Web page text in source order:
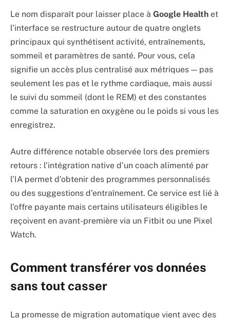
Le nom disparaît pour laisser place à Google Health et
l’interface se restructure autour de quatre onglets
principaux qui synthétisent activité, entraînements,
sommeil et paramètres de santé. Pour vous, cela
signifie un accès plus centralisé aux métriques — pas
seulement les pas et le rythme cardiaque, mais aussi
le suivi du sommeil (dont le REM) et des constantes
comme la saturation en oxygène ou le poids si vous les
enregistrez.
Autre différence notable observée lors des premiers
retours : l’intégration native d’un coach alimenté par
l’IA permet d’obtenir des programmes personnalisés
ou des suggestions d’entraînement. Ce service est lié à
l’offre payante mais certains utilisateurs éligibles le
reçoivent en avant-première via un Fitbit ou une Pixel
Watch.
Comment transférer vos données
sans tout casser
La promesse de migration automatique vient avec des